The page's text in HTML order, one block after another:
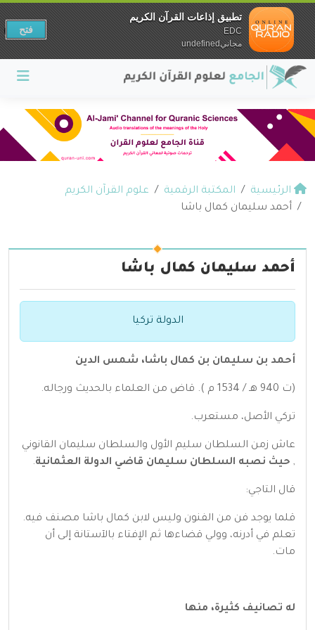
الرئيسية المكتبة الرقمية
علوم القرآن الكريم
أحمد سليمان كمال باشا
أحمد سليمان كمال باشا
الدولة تركيا
أحمد بن سليمان بن كمال باشا، شمس الدين
(ت 940 هـ / 1534 م ). قاض من العلماء بالحديث ورجاله.
تركي الأصل، مستعرب.
عاش زمن السلطان سليم الأول والسلطان سليمان القانوني
, حيث نصبه السلطان سليمان قاضي الدولة العثمانية.
قال التاجي:
قلما يوجد فن من الفنون وليس لابن كمال باشا مصنف فيه.
تعلم في أدرنه، وولي قضاءها ثم الإفتاء بالآستانة إلى أن
مات.
له تصانيف كثيرة، منها
تطبيق إذاعات القرآن الكريم
EDC
مجانيundefined
فتح